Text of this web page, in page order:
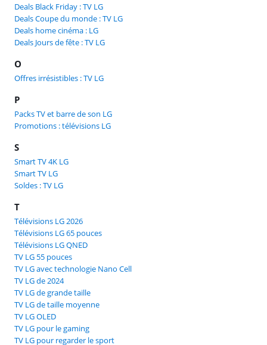
Deals Black Friday : TV LG
Deals Coupe du monde : TV LG
Deals home cinéma : LG
Deals Jours de fête : TV LG
O
Offres irrésistibles : TV LG
P
Packs TV et barre de son LG
Promotions : télévisions LG
S
Smart TV 4K LG
Smart TV LG
Soldes : TV LG
T
Télévisions LG 2026
Télévisions LG 65 pouces
Télévisions LG QNED
TV LG 55 pouces
TV LG avec technologie Nano Cell
TV LG de 2024
TV LG de grande taille
TV LG de taille moyenne
TV LG OLED
TV LG pour le gaming
TV LG pour regarder le sport